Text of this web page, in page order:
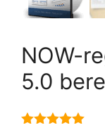
NOW-
5.0